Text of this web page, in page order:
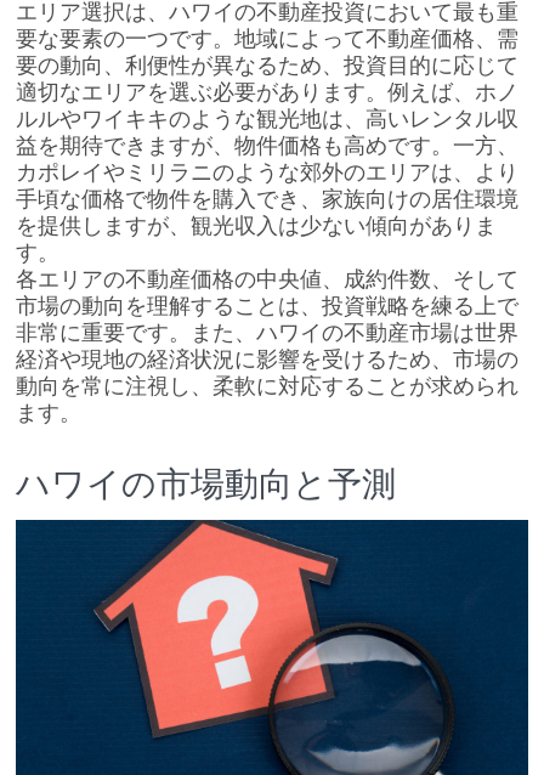
エリア選択は、ハワイの不動産投資において最も重
要な要素の一つです。地域によって不動産価格、需
要の動向、利便性が異なるため、投資目的に応じて
適切なエリアを選ぶ必要があります。例えば、ホノ
ルルやワイキキのような観光地は、高いレンタル収
益を期待できますが、物件価格も高めです。一方、
カポレイやミリラニのような郊外のエリアは、より
手頃な価格で物件を購入でき、家族向けの居住環境
を提供しますが、観光収入は少ない傾向がありま
す。
各エリアの不動産価格の中央値、成約件数、そして
市場の動向を理解することは、投資戦略を練る上で
非常に重要です。また、ハワイの不動産市場は世界
経済や現地の経済状況に影響を受けるため、市場の
動向を常に注視し、柔軟に対応することが求められ
ます。
ハワイの市場動向と予測